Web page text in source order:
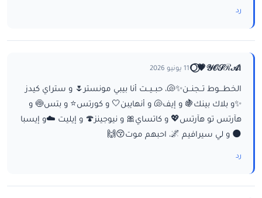
رد
ا𝒴𝒪𝒮ℛ𝒜💗⃝🌕 11 يونيو 2026
الخطـــوط تــجنــن✨🐚، حبــيــت أنا بيبي مونستر🌷 و ستراي كيدز
✨و بلاك بينك🍇 و إيف🐚 و أنهايبن🤍 و كورتس⭐ و بتس🍥 و
هآرتس تو هآرتس💖 و كاتساي🎀 و نيوجينز🍄 و إيليت ☁️و إيسبا
🌑 و لي سيرافيم 🌌، احبهم موت😚🙌
رد